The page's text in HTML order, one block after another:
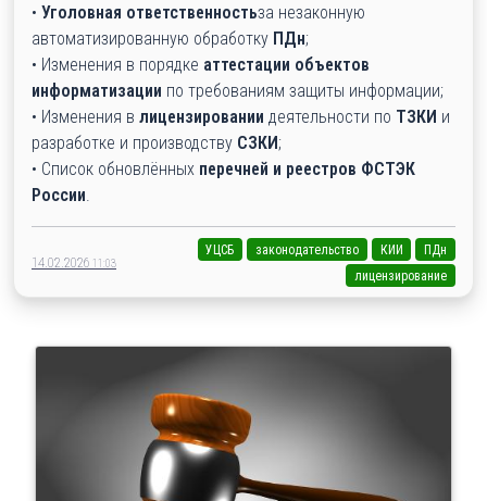
• Уголовная ответственностьза незаконную
автоматизированную обработку ПДн;
• Изменения в порядке аттестации объектов
информатизации по требованиям защиты информации;
• Изменения в лицензировании деятельности по ТЗКИ и
разработке и производству СЗКИ;
• Список обновлённых перечней и реестров ФСТЭК
России
14.02.2026 11:03
УЦСБ законодательство КИИ
ПДн
лицензирование